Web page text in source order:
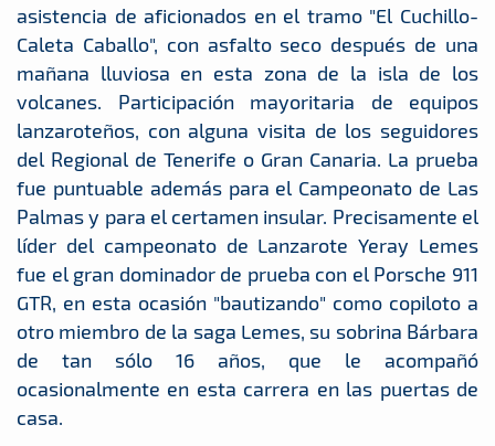
asistencia de aficionados en el tramo "El Cuchillo-
Caleta Caballo", con asfalto seco después de una
mañana lluviosa en esta zona de la isla de los
volcanes. Participación mayoritaria de equipos
lanzaroteños, con alguna visita de los seguidores
del Regional de Tenerife o Gran Canaria. La prueba
fue puntuable además para el Campeonato de Las
Palmas y para el certamen insular. Precisamente el
líder del campeonato de Lanzarote Yeray Lemes
fue el gran dominador de prueba con el Porsche 911
GTR, en esta ocasión "bautizando" como copiloto a
otro miembro de la saga Lemes, su sobrina Bárbara
de tan sólo 16 años, que le acompañó
ocasionalmente en esta carrera en las puertas de
casa.